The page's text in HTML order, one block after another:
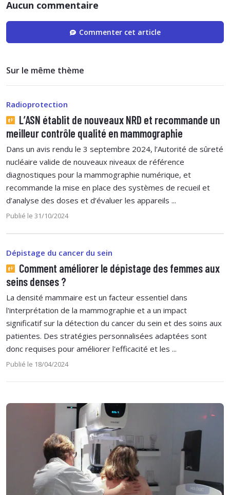
Aucun commentaire
Commenter cet article
Sur le même thème
Radioprotection
L’ASN établit de nouveaux NRD et recommande un
meilleur contrôle qualité en mammographie
Dans un avis rendu le 3 septembre 2024, l’Autorité de sûreté
nucléaire valide de nouveaux niveaux de référence
diagnostiques pour la mammographie numérique, et
recommande la mise en place des systèmes de recueil et
d’analyse des doses et d’évaluer les appareils ...
Publié le 31/10/2024
Dépistage du cancer du sein
Comment améliorer le dépistage des femmes aux
seins denses ?
La densité mammaire est un facteur essentiel dans
l'interprétation de la mammographie et a un impact
significatif sur la détection du cancer du sein et des soins aux
patientes. Des stratégies personnalisées adaptées sont
donc requises pour améliorer l'efficacité et les ...
Publié le 18/04/2024